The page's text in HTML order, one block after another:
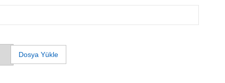
Dosya Yükle